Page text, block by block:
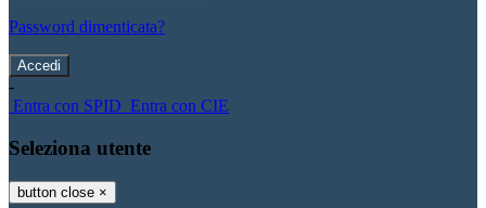
Password dimenticata?
-
Entra con SPID Entra con CIE
Seleziona utente
button close ×